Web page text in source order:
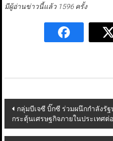
มีผู้อ่านข่าวนี้แล้ว 1596 ครั้ง
Post
navigation
กลุ่มบีเจซี บิ๊กซี ร่วมผนึกกำลังรั
กระตุ้นเศรษฐกิจภายในประเทศต่